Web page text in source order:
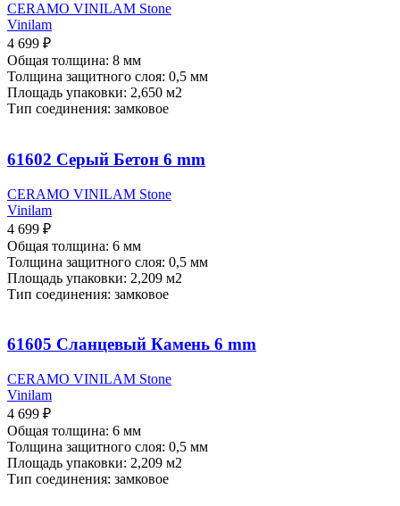
CERAMO VINILAM Stone
Vinilam
4 699 ₽
Общая толщина: 8 мм
Толщина защитного слоя: 0,5 мм
Площадь упаковки: 2,650 м2
Тип соединения: замковое
61602 Серый Бетон 6 mm
CERAMO VINILAM Stone
Vinilam
4 699 ₽
Общая толщина: 6 мм
Толщина защитного слоя: 0,5 мм
Площадь упаковки: 2,209 м2
Тип соединения: замковое
61605 Сланцевый Камень 6 mm
CERAMO VINILAM Stone
Vinilam
4 699 ₽
Общая толщина: 6 мм
Толщина защитного слоя: 0,5 мм
Площадь упаковки: 2,209 м2
Тип соединения: замковое